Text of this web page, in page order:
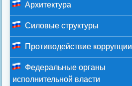
Архитектура
Силовые структуры
Противодействие коррупции
Федеральные органы
исполнительной власти